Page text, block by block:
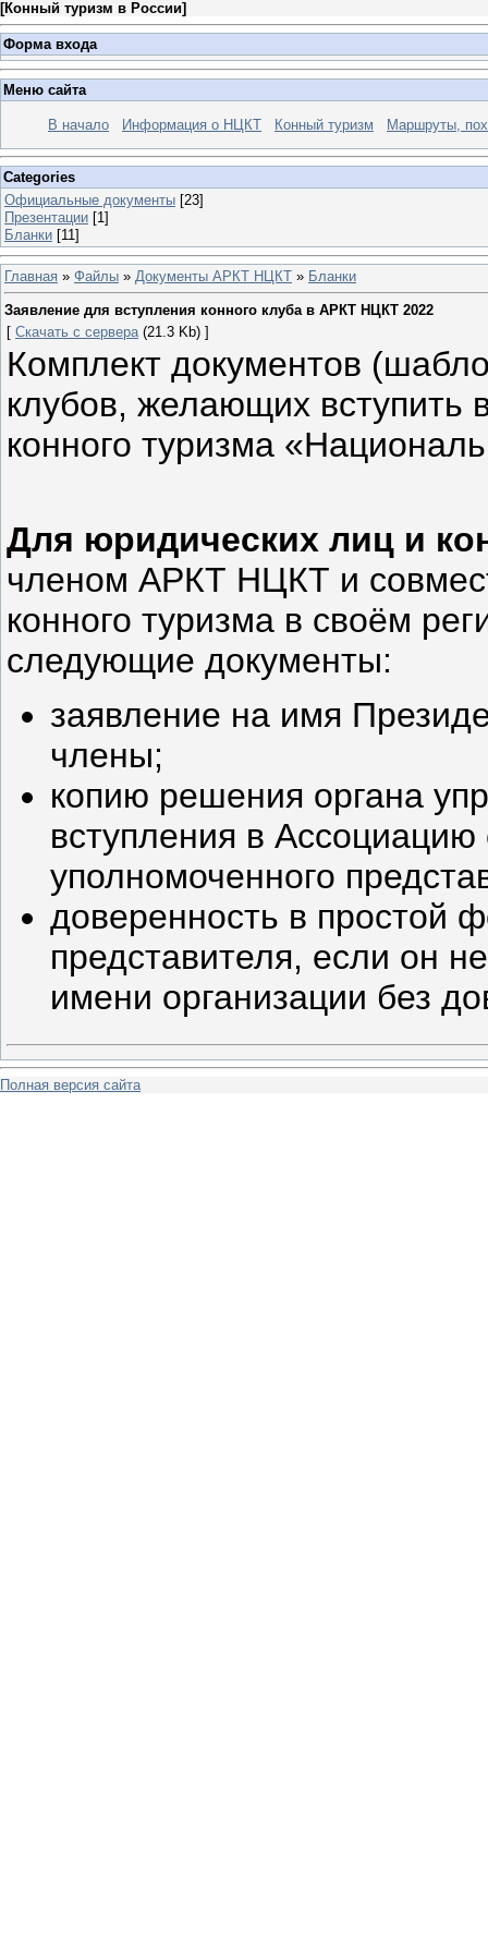
[Конный туризм в России]
Форма входа
Меню сайта
В начало Информация о НЦКТ Конный туризм Маршруты,
Categories
Официальные документы [23]
Презентации [1]
Бланки [11]
Главная » Файлы » Документы АРКТ НЦКТ » Бланки
Заявление для вступления конного клуба в АРКТ НЦКТ 2022
[ Скачать с сервера (21.3 Kb) ]
Комплект документов
клубов, желающих вступить
конного туризма
Для юридических лиц и
членом АРКТ НЦКТ и
конного туризма в своём
следующие документы:
заявление на имя
члены;
копию решения органа
вступления в
уполномоченного
доверенность в простой
представителя, если он
имени организации без
Полная версия сайта